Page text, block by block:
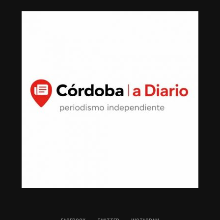
sindicato, fue ampliada con la adquisición de bienes a
nombre de sus dos hermanos Roberto y Gustavo Zayún
González en un esquema familiar que parece tener el
patrón de adquisición de propiedades.